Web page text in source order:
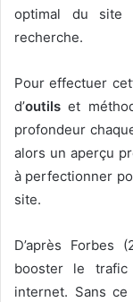
optimal du site
recherche.
Pour effectuer
d’outils et
profondeur
alors un aperçu
à perfectionner
site.
D’après Forbes
booster le
internet. Sans